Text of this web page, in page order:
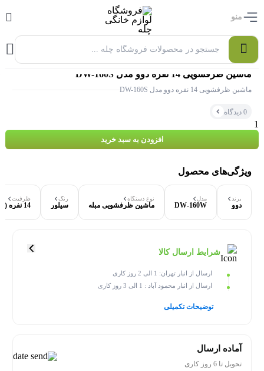
منو
0
ماشین ظرفشویی 14 نفره دوو مدل DW-160S
ماشین ظرفشویی 14 نفره دوو مدل DW-160S
0 دیدگاه
افزودن به سبد خرید
ویژگی‌های محصول
برند
دوو
مدل
DW-160W
نوع دستگاه
ماشین ظرفشویی مبله
رنگ
سیلور
ظرفیت
14 نفره (150 پارچه)
شرایط ارسال کالا
ارسال از انبار تهران: 1 الی 2 روز کاری
ارسال از انبار محمود آباد : 1 الی 3 روز کاری
توضیحات تکمیلی
آماده ارسال
تحویل تا 6 روز کاری